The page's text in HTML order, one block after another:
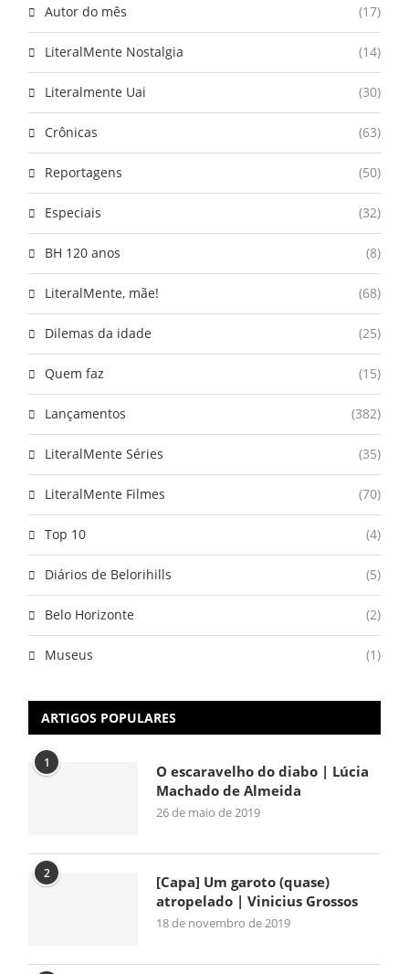
Autor do mês (17)
LiteralMente Nostalgia (14)
Literalmente Uai (30)
Crônicas (63)
Reportagens (50)
Especiais (32)
BH 120 anos (8)
LiteralMente, mãe! (68)
Dilemas da idade (25)
Quem faz (15)
Lançamentos (382)
LiteralMente Séries (35)
LiteralMente Filmes (70)
Top 10 (4)
Diários de Belorihills (5)
Belo Horizonte (2)
Museus (1)
ARTIGOS POPULARES
1
O escaravelho do diabo | Lúcia
Machado de Almeida
26 de maio de 2019
2
[Capa] Um garoto (quase)
atropelado | Vinicius Grossos
18 de novembro de 2019